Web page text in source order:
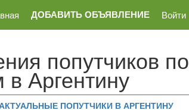
ДОБАВИТЬ ОБЪЯВЛЕНИЕ Войти
попутчиков по
Аргентину
ПОПУТЧИКИ В АРГЕНТИНУ